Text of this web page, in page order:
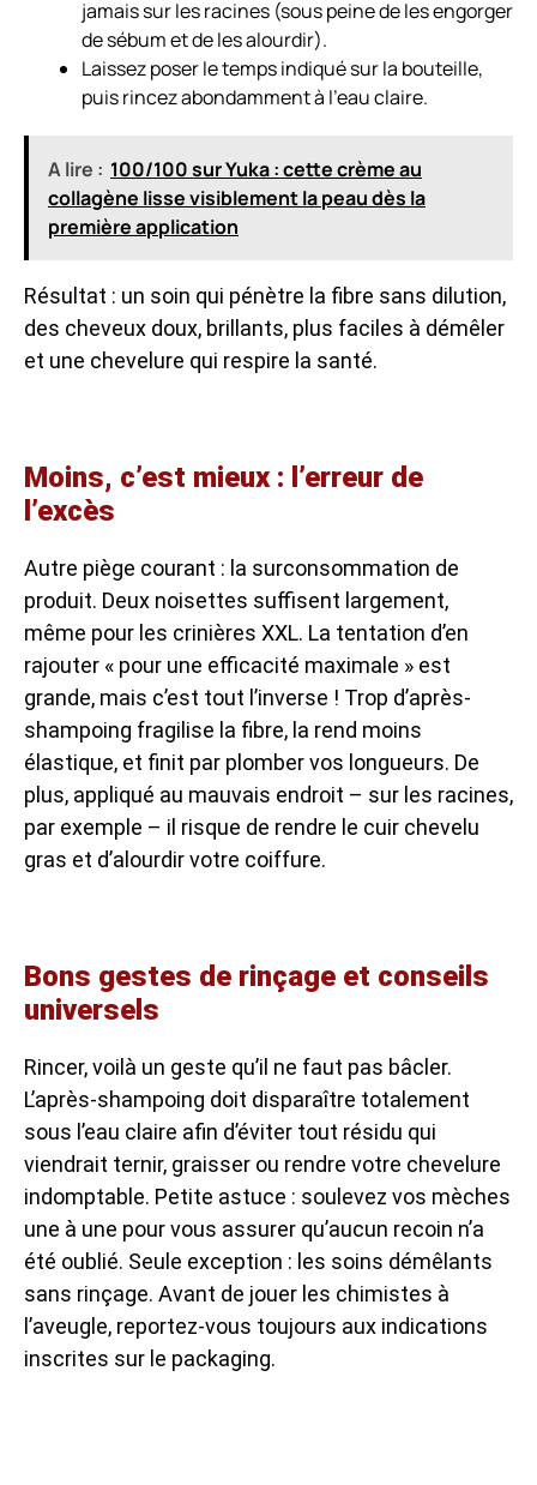
jamais sur les racines (sous peine de les engorger
de sébum et de les alourdir).
Laissez poser le temps indiqué sur la bouteille,
puis rincez abondamment à l’eau claire.
A lire : 100/100 sur Yuka : cette crème au
collagène lisse visiblement la peau dès la
première application
Résultat : un soin qui pénètre la fibre sans dilution,
des cheveux doux, brillants, plus faciles à démêler
et une chevelure qui respire la santé.
Moins, c’est mieux : l’erreur de
l’excès
Autre piège courant : la surconsommation de
produit. Deux noisettes suffisent largement,
même pour les crinières XXL. La tentation d’en
rajouter « pour une efficacité maximale » est
grande, mais c’est tout l’inverse ! Trop d’après-
shampoing fragilise la fibre, la rend moins
élastique, et finit par plomber vos longueurs. De
plus, appliqué au mauvais endroit – sur les racines,
par exemple – il risque de rendre le cuir chevelu
gras et d’alourdir votre coiffure.
Bons gestes de rinçage et conseils
universels
Rincer, voilà un geste qu’il ne faut pas bâcler.
L’après-shampoing doit disparaître totalement
sous l’eau claire afin d’éviter tout résidu qui
viendrait ternir, graisser ou rendre votre chevelure
indomptable. Petite astuce : soulevez vos mèches
une à une pour vous assurer qu’aucun recoin n’a
été oublié. Seule exception : les soins démêlants
sans rinçage. Avant de jouer les chimistes à
l’aveugle, reportez-vous toujours aux indications
inscrites sur le packaging.